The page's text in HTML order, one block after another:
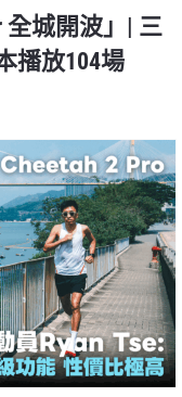
全城開波」| 三
播放104場